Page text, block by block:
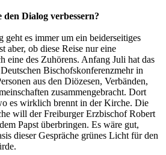
Dialog verbessern?
geht es immer um ein beiderseitiges
aber, ob diese Reise nur eine
eine des Zuhörens. Anfang Juli hat das
Bischofskonferenzmehr in
aus den Diözesen, Verbänden,
zusammengebracht. Dort
es wirklich brennt in der Kirche. Die
will der Freiburger Erzbischof Robert
Papst überbringen. Es wäre gut,
dieser Gespräche grünes Licht für den